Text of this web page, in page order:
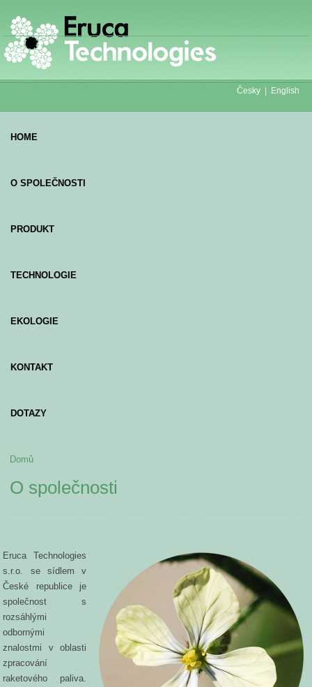
Česky | English
HOME
O SPOLEČNOSTI
PRODUKT
TECHNOLOGIE
EKOLOGIE
KONTAKT
DOTAZY
Jste zde
Domů
O společnosti
Eruca Technologies
s.r.o. se sídlem v
České republice je
společnost s
rozsáhlými
odbornými
znalostmi v oblasti
zpracování
raketového paliva.